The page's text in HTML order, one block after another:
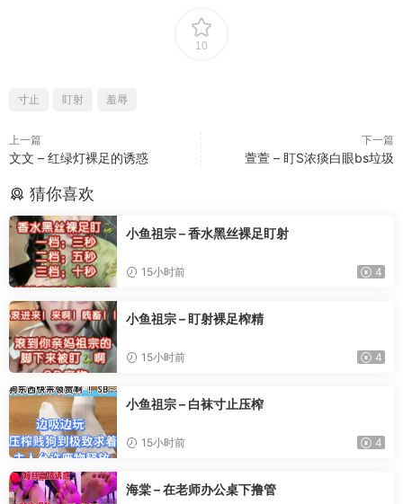
10
寸止 盯射 羞辱
上一篇
文文 – 红绿灯裸足的诱惑
下一篇
萱萱 – 盯S浓痰白眼bs垃圾
猜你喜欢
小鱼祖宗 – 香水黑丝裸足盯射
15小时前 4
小鱼祖宗 – 盯射裸足榨精
15小时前 4
小鱼祖宗 – 白袜寸止压榨
15小时前 4
海棠 – 在老师办公桌下撸管